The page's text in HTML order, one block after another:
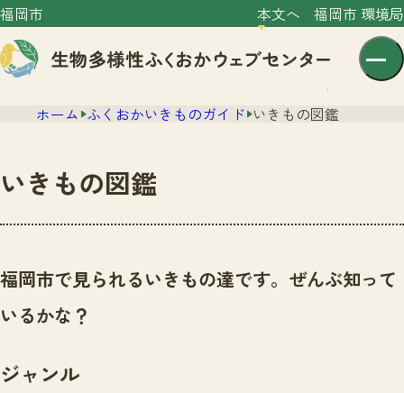
福岡市 本文へ 福岡市 環境局
センター紹介
センター紹介TOP
サイトポリシー
ニュース
いきものガイド
イベント
ホーム ふくおかいきものガイド いきもの図鑑
いきもの図鑑
福岡市で見られるいきもの達です。ぜんぶ知って
いるかな？
ジャンル